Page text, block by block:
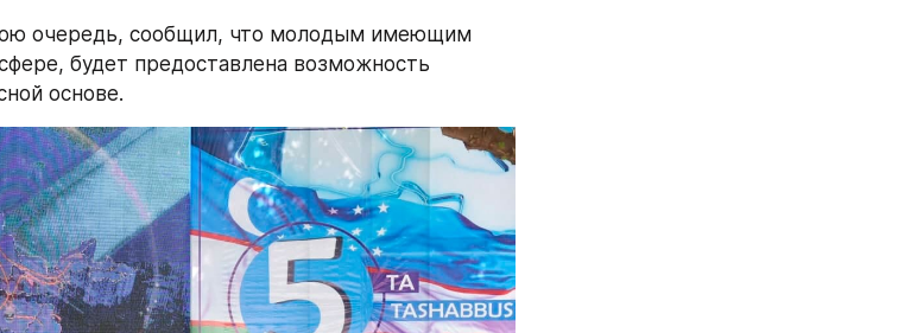
очередь, сообщил, что молодым имеющим
будет предоставлена возможность
основе.